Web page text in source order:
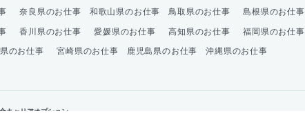
奈良県のお仕事 和歌山県のお仕事 鳥取県のお仕事 島根県のお仕事
香川県のお仕事 愛媛県のお仕事 高知県のお仕事 福岡県のお仕事
のお仕事 宮崎県のお仕事 鹿児島県のお仕事 沖縄県のお仕事
キャリアオプション